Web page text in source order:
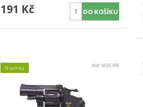
191 Kč
Novinka Kód:MI25388